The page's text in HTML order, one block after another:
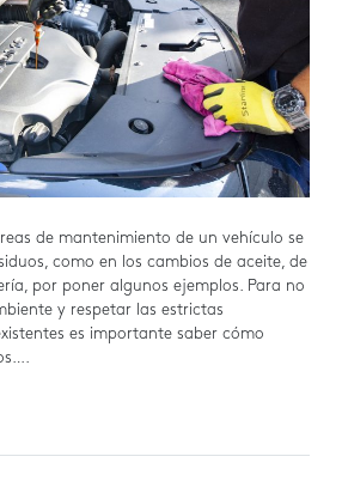
de mantenimiento de un vehículo se
como en los cambios de aceite, de
por poner algunos ejemplos. Para no
y respetar las estrictas
es importante saber cómo